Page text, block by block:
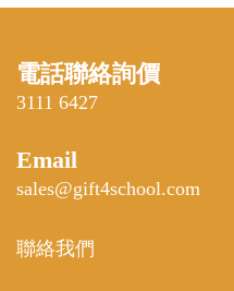
電話聯絡詢價
3111 6427
Email
sales@gift4school.com
聯絡我們